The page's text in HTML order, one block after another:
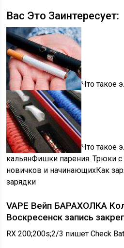
Вас Это Заинтересует:
Что такое
Что такое
кальянФишки парения. Трюки с
новичков и начинающихКак
зарядки
VAPE Вейп БАРАХОЛКА
Воскресенск запись
RX 200;200s;2/3 пишет Check